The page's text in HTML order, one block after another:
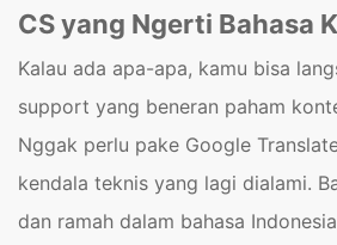
CS yang Ngerti Bahasa
Kalau ada apa-apa, kamu bisa
support yang beneran paham
Nggak perlu pake Google
kendala teknis yang lagi dialami.
dan ramah dalam bahasa